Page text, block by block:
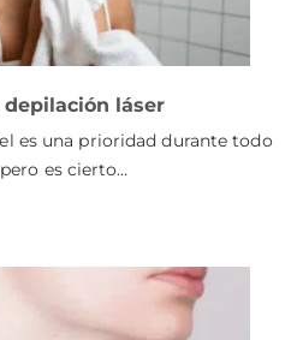
láser
es una prioridad durante todo
es cierto…